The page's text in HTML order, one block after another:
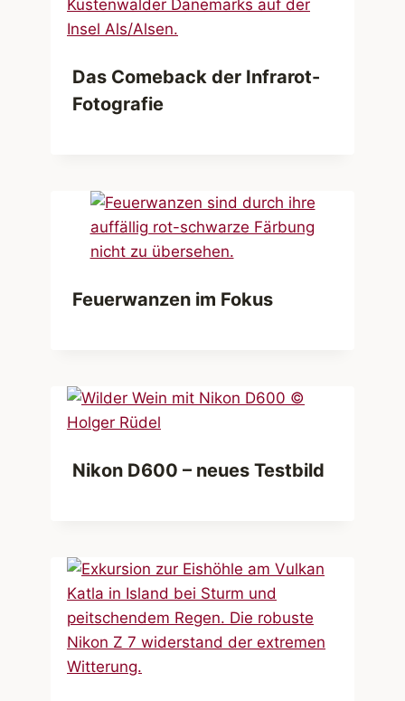
Das Comeback der Infrarot-
Fotografie
Feuerwanzen im Fokus
Nikon D600 – neues Testbild